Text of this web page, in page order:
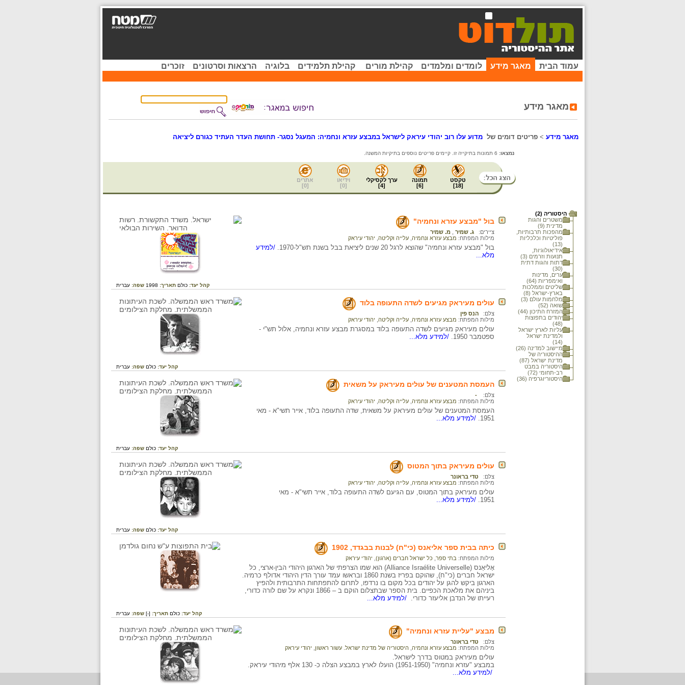
עמוד הבית מאגר מידע לומדים ומלמדים קהילת מורים קהילת תלמידים בלוגיה הרצאות וסרטונים זוכרים
מאגר מידע
מאגר מידע > פריטים דומים של מדוע עלו רוב יהודי עיראק לישראל במבצע עזרא ונחמיה: המעגל נסגר- תחושת העדר העתיד כגורם ליציאה
נמצאו:
טקסט
[
18
]
תמונה
[
6
]
ערך לקסיקלי
[
4
]
וידיאו
[
0
]
אתרים
[
0
]
היסטוריה (2)
משטרים והגות
מדינית (9)
מהפכות תרבותיות,
פוליטיות וכלכליות
(13)
אידיאולוגיות,
תנועות וזרמים (3)
דתות והגות דתית
(30)
ערים, מדינות
ואימפריות (64)
שליטים וממלכות
בארץ-ישראל (8)
מלחמות עולם (3)
שואה (52)
המזרח התיכון (44)
יהודים בתפוצות
(48)
עליות לארץ ישראל
ולמדינת ישראל
(14)
מיישוב למדינה (26)
ההיסטוריה של
מדינת ישראל (87)
היסטוריה במבט
רב-תחומי (72)
היסטוריוגרפיה (36)
בול "מבצע עזרא ונחמיה"
ציירים: ג. שמיר
מ. שמיר
מילות המפתח: מבצע עזרא ונחמיה עלייה וקליטה יהודי עיראק
בול "מבצע עזרא ונחמיה" שהוצא לרגל 20 שנים ליציאת בבל בשנת תש"ל-1970.
/למידע
מלא...
קהל יעד: כולם תאריך: 1998 שפה: עברית
עולים מעיראק מגיעים לשדה התעופה בלוד
צלם:
הנס פין
מילות המפתח: מבצע עזרא ונחמיה עלייה וקליטה יהודי עיראק
עולים מעיראק מגיעים לשדה התעופה בלוד במסגרת מבצע עזרא ונחמיה, אלול תש"י -
ספטמבר 1950.
/למידע מלא...
קהל יעד: כולם שפה: עברית
העמסת המטענים של עולים מעיראק על משאית
צלם:
-
מילות המפתח: מבצע עזרא ונחמיה עלייה וקליטה יהודי עיראק
העמסת המטענים של עולים מעיראק על משאית, שדה התעופה בלוד, אייר תשי"א - מאי
1951. /למידע מלא...
קהל יעד: כולם שפה: עברית
עולים מעיראק בתוך המטוס
צלם:
טדי בראונר
מילות המפתח: מבצע עזרא ונחמיה עלייה וקליטה יהודי עיראק
עולים מעיראק בתוך המטוס, עם הגיעם לשדה התעופה בלוד, אייר תשי"א - מאי
1951. /למידע מלא...
קהל יעד: כולם שפה: עברית
כיתה בבית ספר אליאנס (כי"ח) לבנות בבגדד, 1902
מילות המפתח: בתי ספר כל ישראל חברים (ארגון) יהודי עיראק
אָליאַנס (Alliance Israélite Universelle) הוא שמו הצרפתי של הארגון היהודי הבין-ארצי, כל
ישראל חברים (כי"ח), שהוקם בפריז בשנת 1860 ובראשו עמד עורך הדין היהודי אדולף כרמיה.
הארגון ביקש להגן על יהודים בכל מקום בו נרדפו, לתרום להתפתחות התרבותית ולהפיץ
ביניהם את מלאכת הכפיים. בית הספר שבתצלום הוקם ב – 1866 ונקרא על שם לורה כדורי,
רעייתו של הנדבן אליעזר כדורי. /למידע מלא...
קהל יעד: כולם תאריך: [-] שפה: עברית
מבצע "עליית עזרא ונחמיה"
צלם:
טדי בראונר
מילות המפתח: מבצע עזרא ונחמיה היסטוריה של מדינת ישראל. עשור ראשון יהודי עיראק
עולים מעיראק במטוס בדרך לישראל.
במבצע "עזרא ונחמיה" (1951-1950) הועלו לארץ במבצע הצלה כ- 130 אלף מיהודי עיראק.
/למידע מלא...